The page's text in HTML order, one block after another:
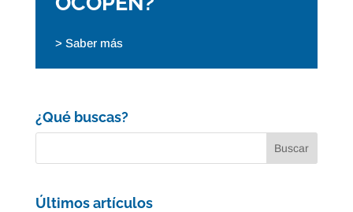
> Saber más
¿Qué buscas?
Últimos artículos